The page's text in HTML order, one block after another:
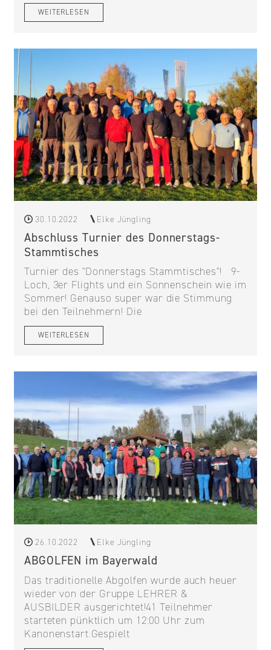
WEITERLESEN
30.10.2022 Elke Jüngling
Abschluss Turnier des Donnerstags-
Stammtisches
Turnier des "Donnerstags Stammtisches"! 9-
Loch, 3er Flights und ein Sonnenschein wie im
Sommer! Genauso super war die Stimmung
bei den Teilnehmern! Die
WEITERLESEN
26.10.2022 Elke Jüngling
ABGOLFEN im Bayerwald
Das traditionelle Abgolfen wurde auch heuer
wieder von der Gruppe LEHRER &
AUSBILDER ausgerichtet!41 Teilnehmer
starteten pünktlich um 12:00 Uhr zum
Kanonenstart.Gespielt